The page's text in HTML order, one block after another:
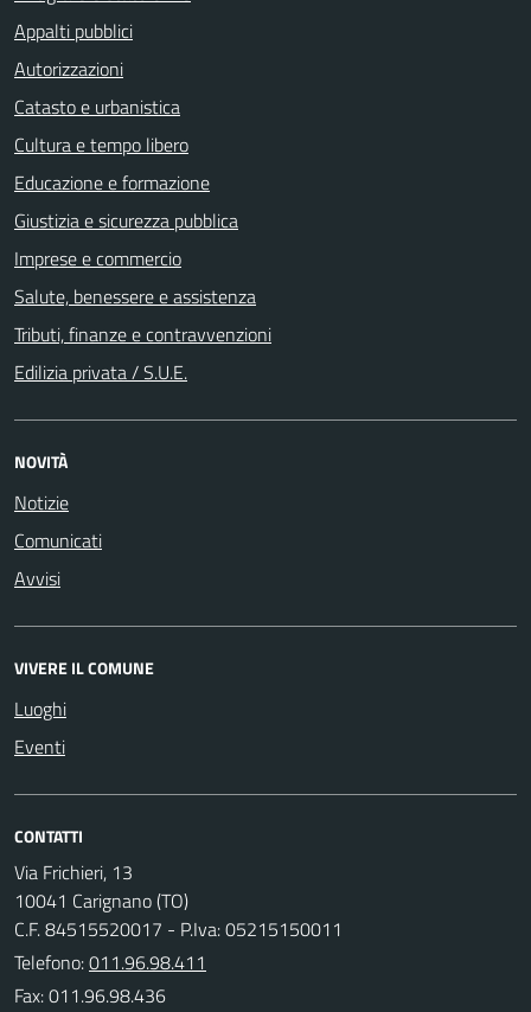
Appalti pubblici
Autorizzazioni
Catasto e urbanistica
Cultura e tempo libero
Educazione e formazione
Giustizia e sicurezza pubblica
Imprese e commercio
Salute, benessere e assistenza
Tributi, finanze e contravvenzioni
Edilizia privata / S.U.E.
NOVITÀ
Notizie
Comunicati
Avvisi
VIVERE IL COMUNE
Luoghi
Eventi
CONTATTI
Via Frichieri, 13
10041 Carignano (TO)
C.F. 84515520017 - P.Iva: 05215150011
Telefono:011.96.98.411
Fax: 011.96.98.436